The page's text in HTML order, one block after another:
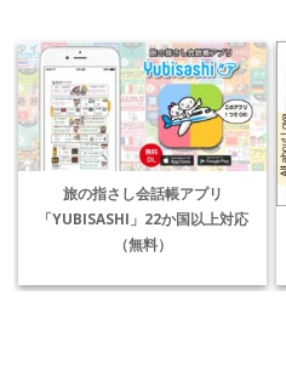
旅の指さし会話帳アプリ
「YUBISASHI」22か国以上対応
（無料）